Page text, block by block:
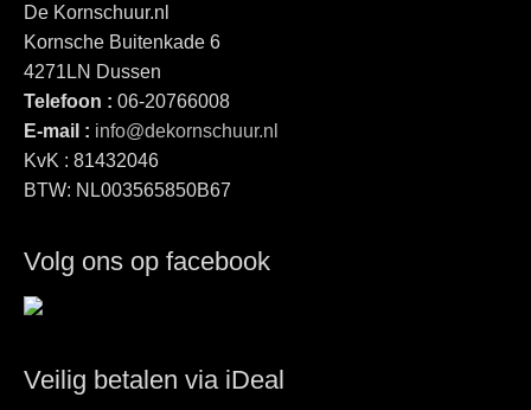
De Kornschuur.nl
Kornsche Buitenkade 6
4271LN Dussen
Telefoon : 06-20766008
E-mail : info@dekornschuur.nl
KvK : 81432046
BTW: NL003565850B67
Volg ons op facebook
Veilig betalen via iDeal